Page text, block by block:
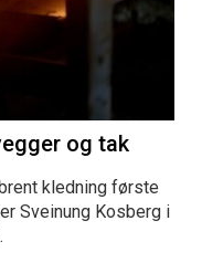
og tak
kledning første
Sveinung Kosberg i